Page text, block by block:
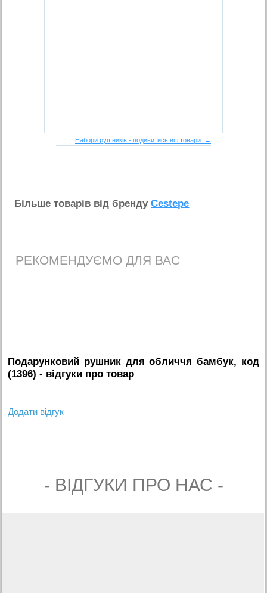
Набори рушників - подивитись всі товари →
Бiльше товарiв вiд брендуCestepe
РЕКОМЕНДУЄМО ДЛЯ ВАС
Подарунковий рушник для обличчя бамбук, код
(1396) - вiдгуки про товар
Додати вiдгук
- ВIДГУКИ ПРО НАС -